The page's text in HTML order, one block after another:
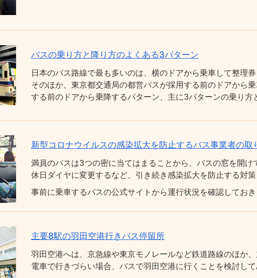
バスの乗り方と降り方のよくある3パターン
日本のバス路線で最も多いのは、横のドアから乗車して整理
そのほか、東京都交通局の都営バスが採用する前のドアから
する前のドアから乗降するパターン、主に3パターンの乗り方
新型コロナウイルスの感染拡大を防止するバス事業者の取
満員のバスは3つの密に当てはまることから、バスの窓を開
休日ダイヤに変更するなど、引き続き感染拡大を防止する対策
事前に乗車するバスの公式サイトから運行状況を確認しておき
主要8駅の羽田空港行きバス停留所
羽田空港へは、京急線や東京モノレールなど鉄道路線のほか
電車で行きづらい場合、バスで羽田空港に行くことを検討して